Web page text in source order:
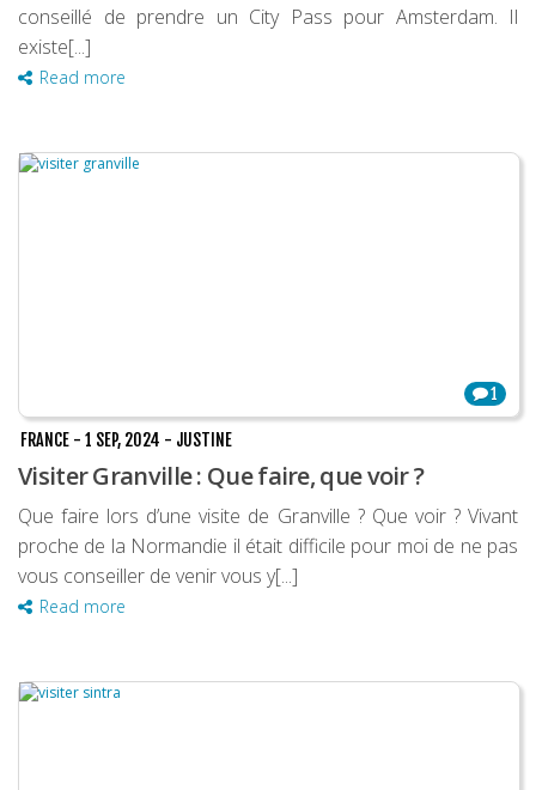
conseillé de prendre un City Pass pour Amsterdam. Il
existe[...]
Read more
1
FRANCE - 1 SEP, 2024 - JUSTINE
Visiter Granville : Que faire, que voir ?
Que faire lors d’une visite de Granville ? Que voir ? Vivant
proche de la Normandie il était difficile pour moi de ne pas
vous conseiller de venir vous y[...]
Read more